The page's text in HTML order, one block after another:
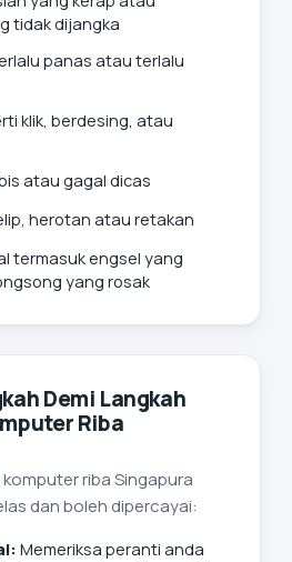
tidak dijangka
panas atau terlalu
klik, berdesing, atau
atau gagal dicas
herotan atau retakan
termasuk engsel yang
yang rosak
Demi Langkah
Riba
riba Singapura
dan boleh dipercayai:
Memeriksa peranti anda